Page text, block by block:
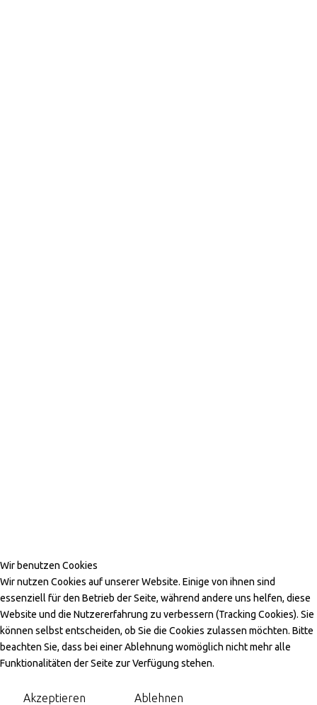
Bachstrasse 10, 4313 Möhlin
061 202 76 99
Wir benutzen Cookies
Wir nutzen Cookies auf unserer Website. Einige von ihnen sind
essenziell für den Betrieb der Seite, während andere uns helfen, diese
Website und die Nutzererfahrung zu verbessern (Tracking Cookies). Sie
können selbst entscheiden, ob Sie die Cookies zulassen möchten. Bitte
beachten Sie, dass bei einer Ablehnung womöglich nicht mehr alle
Funktionalitäten der Seite zur Verfügung stehen.
Akzeptieren Ablehnen